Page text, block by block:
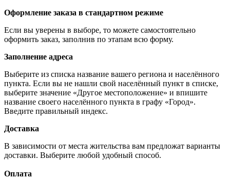
Оформление заказа в стандартном режиме
Если вы уверены в выборе, то можете самостоятельно
оформить заказ, заполнив по этапам всю форму.
Заполнение адреса
Выберите из списка название вашего региона и населённого
пункта. Если вы не нашли свой населённый пункт в списке,
выберите значение «Другое местоположение» и впишите
название своего населённого пункта в графу «Город».
Введите правильный индекс.
Доставка
В зависимости от места жительства вам предложат варианты
доставки. Выберите любой удобный способ.
Оплата